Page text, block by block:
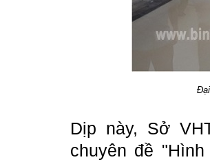
Dịp này, Sở
chuyên đề